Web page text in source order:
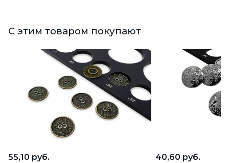
С этим товаром покупают
55,10 руб. 40,60 руб.